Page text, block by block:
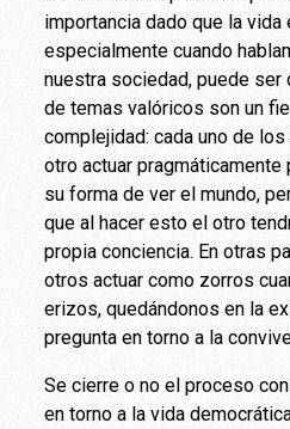
importancia dado que la vida
especialmente cuando
nuestra sociedad, puede ser
de temas valóricos son un
complejidad: cada uno de
otro actuar pragmáticamente
su forma de ver el mundo,
que al hacer esto el otro
propia conciencia. En otras
otros actuar como zorros
erizos, quedándonos en la
pregunta en torno a la
Se cierre o no el proceso
en torno a la vida